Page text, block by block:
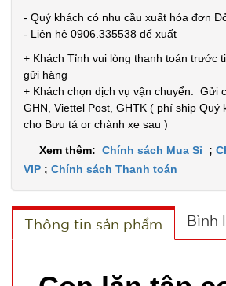
- Quý khách có nhu cầu xuất hóa đơn
- Liên hệ 0906.335538 để xuất
+ Khách Tỉnh vui lòng thanh toán trước
gửi hàng
+ Khách chọn dịch vụ vận chuyển: Gửi
GHN, Viettel Post, GHTK ( phí ship Quý
cho Bưu tá or chành xe sau )
Xem thêm: Chính sách Mua Sỉ ;
VIP ; Chính sách Thanh toán
Thông tin sản phẩm Bình